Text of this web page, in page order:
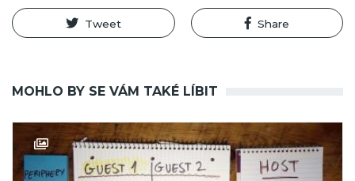
Tweet Share
MOHLO BY SE VÁM TAKÉ LÍBIT